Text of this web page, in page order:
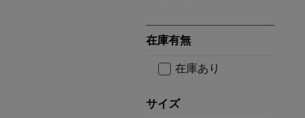
在庫有無
在庫あり
サイズ